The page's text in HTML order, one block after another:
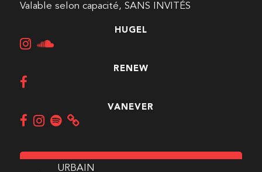
Valable selon capacité, SANS INVITÉS
HUGEL
RENEW
VANEVER
URBAIN